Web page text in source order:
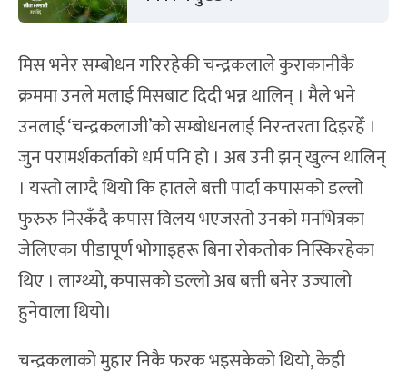
मिस भनेर सम्बोधन गरिरहेकी चन्द्रकलाले कुराकानीकै
क्रममा उनले मलाई मिसबाट दिदी भन्न थालिन् । मैले भने
उनलाई ‘चन्द्रकलाजी’को सम्बोधनलाई निरन्तरता दिइरहेँ ।
जुन परामर्शकर्ताको धर्म पनि हो । अब उनी झन् खुल्न थालिन्
। यस्तो लाग्दै थियो कि हातले बत्ती पार्दा कपासको डल्लो
फुरुरु निस्कँदै कपास विलय भएजस्तो उनको मनभित्रका
जेलिएका पीडापूर्ण भोगाइहरू बिना रोकतोक निस्किरहेका
थिए । लाग्थ्यो, कपासको डल्लो अब बत्ती बनेर उज्यालो
हुनेवाला थियो।
चन्द्रकलाको मुहार निकै फरक भइसकेको थियो, केही